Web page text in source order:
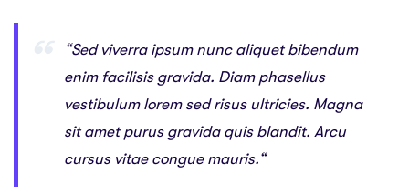
“Sed viverra ipsum nunc aliquet bibendum
enim facilisis gravida. Diam phasellus
vestibulum lorem sed risus ultricies. Magna
sit amet purus gravida quis blandit. Arcu
cursus vitae congue mauris.“